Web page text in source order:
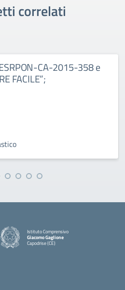
correlati
CA-2015-358 e
FACILE”;
Istituto Comprensivo
Giacomo Gaglione
Capodrise (CE)
— Visita la pagina iniziale della scuola